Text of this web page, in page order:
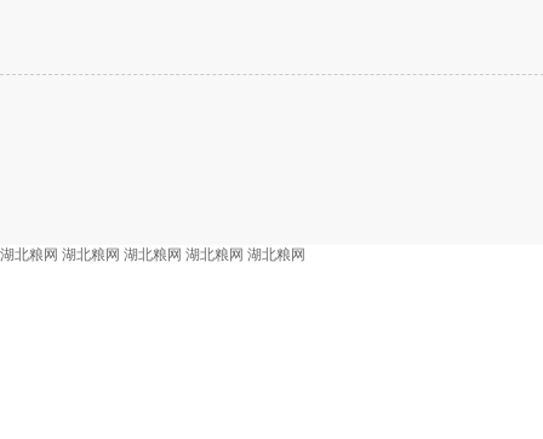
湖北粮网 湖北粮网 湖北粮网 湖北粮网 湖北粮网